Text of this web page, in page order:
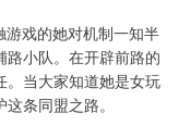
游戏的她对机制一知半
小队。在开辟前路的
。当大家知道她是女玩
条同盟之路。